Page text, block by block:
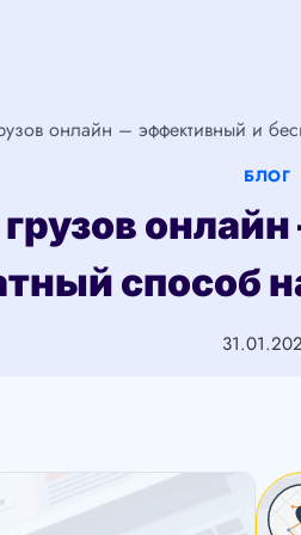
онлайн – эффективный и
БЛОГ
способ